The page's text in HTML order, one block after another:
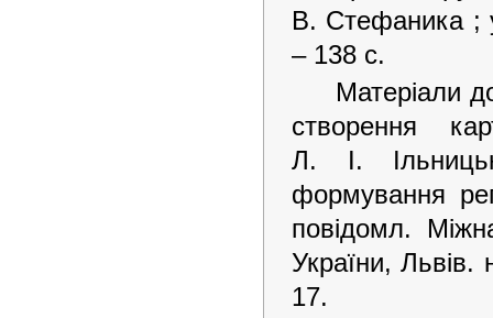
В. Стефаника ;
– 138 с.
Матеріали
створення
Л. І.
формування
повідомл.
України,
17.